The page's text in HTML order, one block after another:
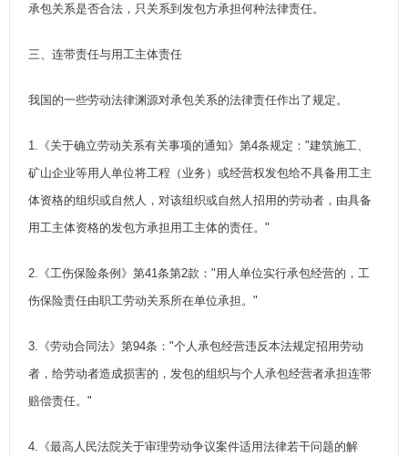
承包关系是否合法，只关系到发包方承担何种法律责任。
三、连带责任与用工主体责任
我国的一些劳动法律渊源对承包关系的法律责任作出了规定。
1.《关于确立劳动关系有关事项的通知》第4条规定："建筑施工、
矿山企业等用人单位将工程（业务）或经营权发包给不具备用工主
体资格的组织或自然人，对该组织或自然人招用的劳动者，由具备
用工主体资格的发包方承担用工主体的责任。"
2.《工伤保险条例》第41条第2款："用人单位实行承包经营的，工
伤保险责任由职工劳动关系所在单位承担。"
3.《劳动合同法》第94条："个人承包经营违反本法规定招用劳动
者，给劳动者造成损害的，发包的组织与个人承包经营者承担连带
赔偿责任。"
4.《最高人民法院关于审理劳动争议案件适用法律若干问题的解